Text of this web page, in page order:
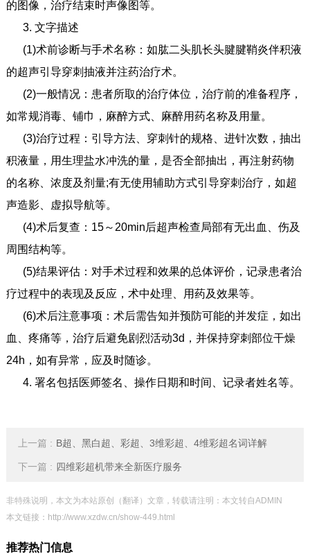
的图像，治疗结束时声像图等。
3. 文字描述
(1)术前诊断与手术名称：如肱二头肌长头腱腱鞘炎伴积液
的超声引导穿刺抽液并注药治疗术。
(2)一般情况：患者所取的治疗体位，治疗前的准备程序，
如常规消毒、铺巾，麻醉方式、麻醉用药名称及用量。
(3)治疗过程：引导方法、穿刺针的规格、进针次数，抽出
积液量，用生理盐水冲洗的量，是否全部抽出，再注射药物
的名称、浓度及剂量;有无使用辅助方式引导穿刺治疗，如超
声造影、虚拟导航等。
(4)术后复查：15～20min后超声检查局部有无出血、伤及
周围结构等。
(5)结果评估：对手术过程和效果的总体评价，记录患者治
疗过程中的表现及反应，术中处理、用药及效果等。
(6)术后注意事项：术后需告知并预防可能的并发症，如出
血、疼痛等，治疗后避免剧烈活动3d，并保持穿刺部位干燥
24h，如有异常，应及时随诊。
4. 署名包括医师签名、操作日期和时间、记录者姓名等。
上一篇 : B超、黑白超、彩超、3维彩超、4维彩超名词详解
下一篇 : 四维彩超机带来全新医疗服务
非特殊说明，本文为本站原创（翻译）文章，转载请注明：本文转自ADMIN
本文链接： http://www.xzdw.cn/show-449.html
推荐热门信息